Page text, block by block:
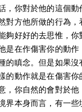
，你對於他的這個動
對方他所做的行為，
夠好好的去思惟，你
是在作傷害你的動作
的瞋念。但是如果沒
的動作就是在傷害你
，你自然的會對於他
界本身而言，有一些